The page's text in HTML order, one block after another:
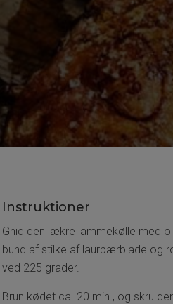
Instruktioner
Gnid den lækre lammekølle med
bund af stilke af laurbærblade og
ved 225 grader.
Brun kødet ca. 20 min., og skru